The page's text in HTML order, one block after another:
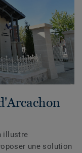
illustre
une solution